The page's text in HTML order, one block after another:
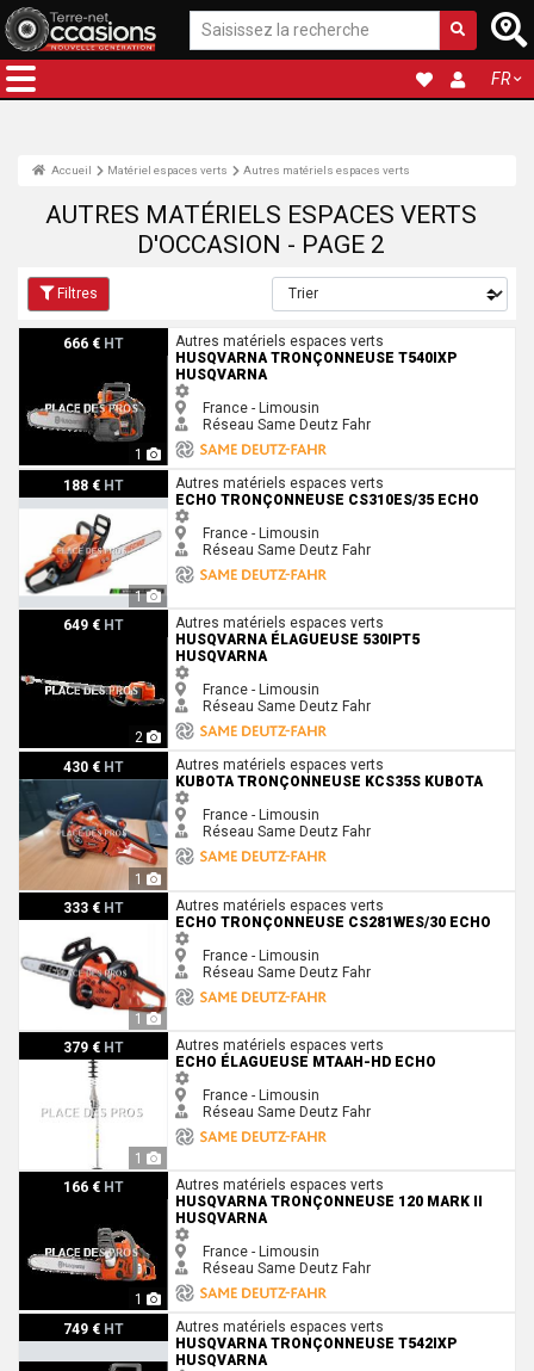
FR
Accueil Matériel espaces verts Autres matériels espaces verts
AUTRES MATÉRIELS ESPACES VERTS
D'OCCASION - PAGE 2
Filtres
666 € HT
1
Husqvarna Tronçonneuse T540IXP Husqvarna
Autres matériels espaces verts
HUSQVARNA TRONÇONNEUSE T540IXP
HUSQVARNA
France - Limousin
Réseau Same Deutz Fahr
188 € HT
1
Echo Tronçonneuse CS310ES/35 EchoAutres matériels espaces verts
ECHO TRONÇONNEUSE CS310ES/35 ECHO
France - Limousin
Réseau Same Deutz Fahr
649 € HT
2
Husqvarna Élagueuse 530iPT5 Husqvarna
Autres matériels espaces verts
HUSQVARNA ÉLAGUEUSE 530IPT5
HUSQVARNA
France - Limousin
Réseau Same Deutz Fahr
430 € HT
1
Kubota Tronçonneuse KCS35S KubotaAutres matériels espaces verts
KUBOTA TRONÇONNEUSE KCS35S KUBOTA
France - Limousin
Réseau Same Deutz Fahr
333 € HT
1
Echo Tronçonneuse CS281WES/30 Echo
Autres matériels espaces verts
ECHO TRONÇONNEUSE CS281WES/30 ECHO
France - Limousin
Réseau Same Deutz Fahr
379 € HT
1
Echo Élagueuse MTAAH-HD EchoAutres matériels espaces verts
ECHO ÉLAGUEUSE MTAAH-HD ECHO
France - Limousin
Réseau Same Deutz Fahr
166 € HT
1
Husqvarna Tronçonneuse 120 Mark II Husqvarna
Autres matériels espaces verts
HUSQVARNA TRONÇONNEUSE 120 MARK II
HUSQVARNA
France - Limousin
Réseau Same Deutz Fahr
749 € HT
Husqvarna Tronçonneuse T542IXP Husqvarna
Autres matériels espaces verts
HUSQVARNA TRONÇONNEUSE T542IXP
HUSQVARNA